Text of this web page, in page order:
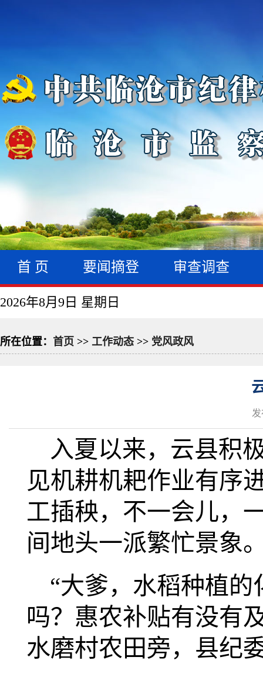
首 页 要闻摘登 审查调查
2026年8月9日 星期日
所在位置： 首页 >> 工作动态 >> 党风政风
入夏以来，云县积
见机耕机耙作业有序
工插秧，不一会儿，
间地头一派繁忙景象
“大爹，水稻种植
吗？惠农补贴有没有
水磨村农田旁，县纪